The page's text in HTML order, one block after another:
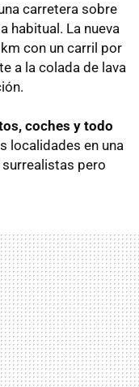
carretera sobre
habitual. La nueva
con un carril por
a la colada de lava
coches y todo
localidades en una
pero